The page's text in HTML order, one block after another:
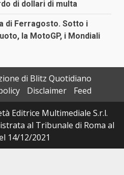
di dollari di multa
di Ferragosto. Sotto i
la MotoGP, i Mondiali
di Blitz Quotidiano
Disclaimer
Feed
Editrice Multimediale S.r.l.
al Tribunale di Roma al
14/12/2021